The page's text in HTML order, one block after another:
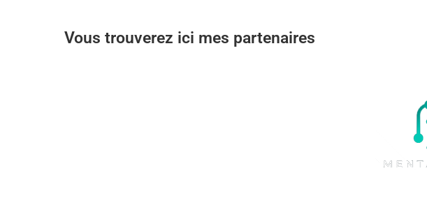
Vous trouverez ici mes partenaires